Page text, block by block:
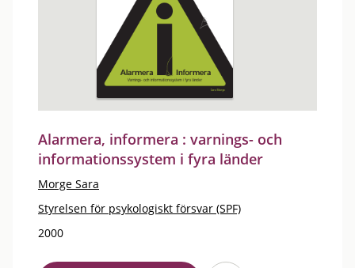
Alarmera, informera : varnings- och
informationssystem i fyra länder
Morge Sara
Styrelsen för psykologiskt försvar (SPF)
2000